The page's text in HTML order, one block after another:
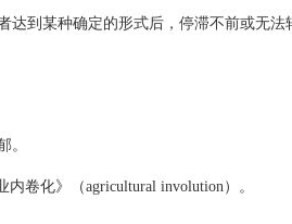
达到某种确定的形式后，停滞不前或无
。
卷化》（agricultural involution）。